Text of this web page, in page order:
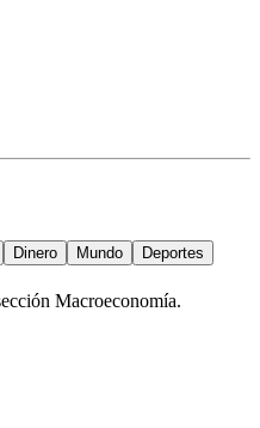
Dinero Mundo
Deportes
Macroeconomía.